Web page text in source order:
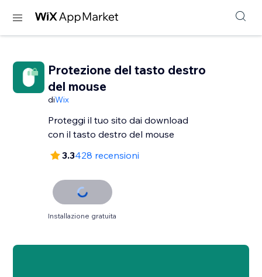
Protezione del tasto destro
del mouse
diWix
Proteggi il tuo sito dai download
con il tasto destro del mouse
3.3428 recensioni
Installazione gratuita